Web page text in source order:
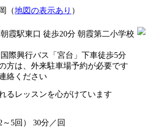
（地図の表示あり ）
朝霞駅東口 徒歩20分 朝霞第二小学校
国際興行バス「宮台」下車徒歩5分
方は、外来駐車場予約が必要です
絡ください
るレッスンを心がけています
～5回） 30分／回